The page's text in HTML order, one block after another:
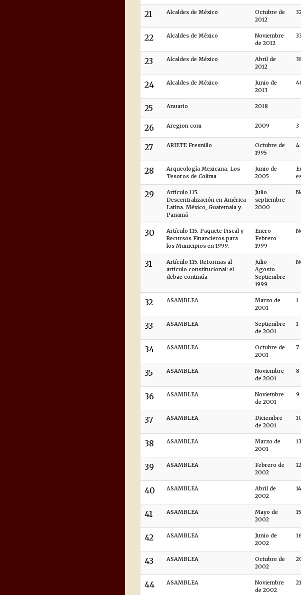
21 Alcaldes de México
Octubre de
2012
22 Alcaldes de México
Noviembre
de 2012
33
23 Alcaldes de México
Abril de
2012
24 Alcaldes de México
Junio de
2013
25 Anuario 2018
26 Aregion com 2009 3
27 ARIETE Fresnillo
Octubre de
1995
4
28
Arqueología Mexicana. Los
Tesoros de Colima
Junio de
2005
29
Artículo 115.
Descentralización en América
Latina. México, Guatemala y
Panamá
Julio
septiembre
2000
30
Artículo 115. Paquete Fiscal y
Recursos Financieros para
los Municipios en 1999.
Enero
Febrero
1999
31
Artículo 115. Reformas al
artículo constitucional: el
debae continúa
Julio
Agosto
Septiembre
1999
32 ASAMBLEA
Marzo de
2001
1
33 ASAMBLEA
Septiembre
de 2001
1
34 ASAMBLEA
Octubre de
2001
7
35 ASAMBLEA
Noviembre
de 2001
8
36 ASAMBLEA
Noviembre
de 2001
9
37 ASAMBLEA
Diciembre
de 2001
38 ASAMBLEA
Marzo de
2001
13
39 ASAMBLEA
Febrero de
2002
12
40 ASAMBLEA
Abril de
2002
14
41 ASAMBLEA
Mayo de
2002
15
42 ASAMBLEA
Junio de
2002
16
43 ASAMBLEA
Octubre de
2002
44 ASAMBLEA
Noviembre
de 2002
21